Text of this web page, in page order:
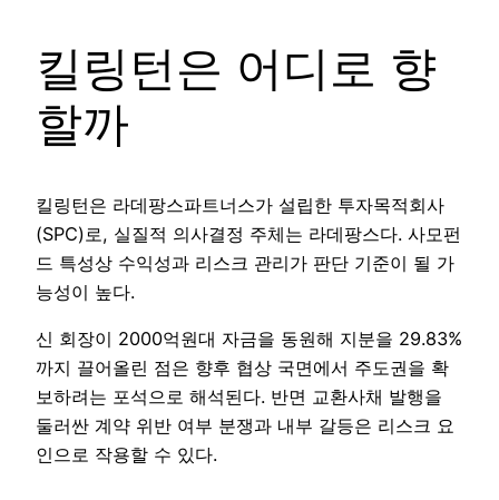
킬링턴은 어디로 향
할까
킬링턴은 라데팡스파트너스가 설립한 투자목적회사
(SPC)로, 실질적 의사결정 주체는 라데팡스다. 사모펀
드 특성상 수익성과 리스크 관리가 판단 기준이 될 가
능성이 높다.
신 회장이 2000억원대 자금을 동원해 지분을 29.83%
까지 끌어올린 점은 향후 협상 국면에서 주도권을 확
보하려는 포석으로 해석된다. 반면 교환사채 발행을
둘러싼 계약 위반 여부 분쟁과 내부 갈등은 리스크 요
인으로 작용할 수 있다.